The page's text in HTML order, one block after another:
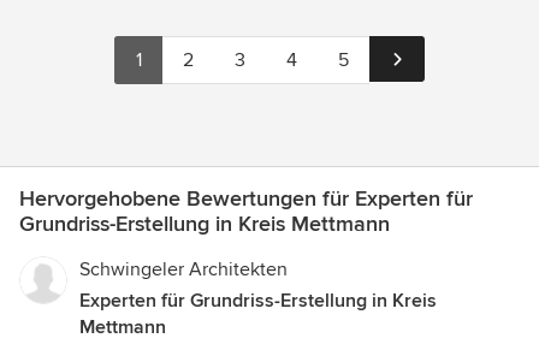
1 2 3 4 5
Hervorgehobene Bewertungen für Experten für
Grundriss-Erstellung in Kreis Mettmann
Schwingeler Architekten
Experten für Grundriss-Erstellung in Kreis
Mettmann